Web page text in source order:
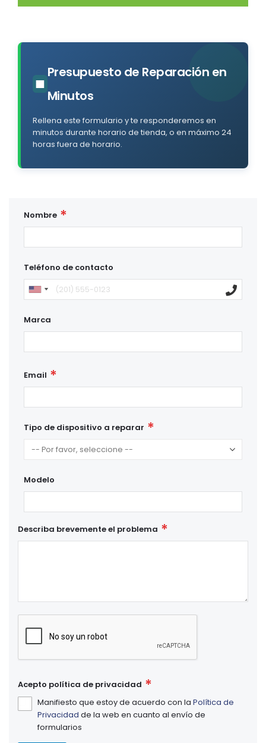
■ Presupuesto de Reparación en
Minutos
Rellena este formulario y te responderemos en
minutos durante horario de tienda, o en máximo 24
horas fuera de horario.
Nombre
Teléfono de contacto
Marca
Email
Tipo de dispositivo a reparar
Modelo
Describa brevemente el problema
Acepto política de privacidad
Manifiesto que estoy de acuerdo con la Política de
Privacidad de la web en cuanto al envío de
formularios